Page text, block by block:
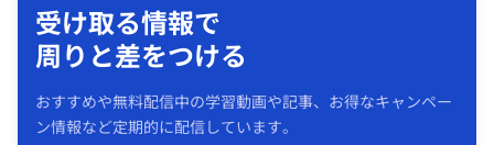
受け取る情報で
周りと差をつける
おすすめや無料配信中の学習動画や記事、お得なキャンペー
ン情報など定期的に配信しています。